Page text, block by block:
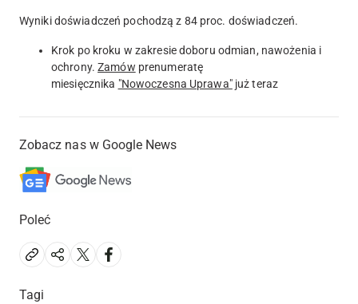
Wyniki doświadczeń pochodzą z 84 proc. doświadczeń.
Krok po kroku w zakresie doboru odmian, nawożenia i
ochrony.Zamów prenumeratę
miesięcznika "Nowoczesna Uprawa"już teraz
Zobacz nas w Google News
Poleć
Tagi